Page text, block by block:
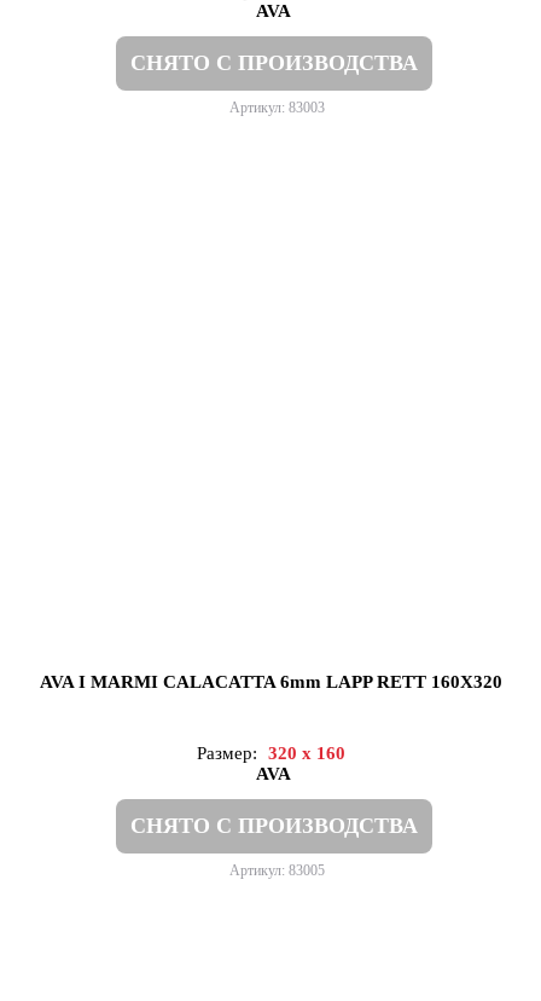
AVA
СНЯТО С ПРОИЗВОДСТВА
Артикул: 83003
AVA I MARMI CALACATTA 6mm LAPP RETT 160X320
Размер:
320 x 160
AVA
СНЯТО С ПРОИЗВОДСТВА
Артикул: 83005